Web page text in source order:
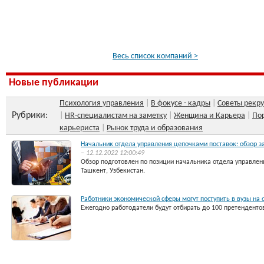
Весь список компаний >
Новые публикации
Рубрики:
Психология управления В фокусе - кадры
Советы
HR-специалистам на заметку Женщина и Карьера
карьериста
Рынок труда и образования
Начальник отдела управления цепочками поставок: обзор
– 12.12.2022 12:00:49
Обзор подготовлен по позиции начальника отдела
Ташкент, Узбекистан.
Работники экономической сферы могут поступить в вузы на
Ежегодно работодатели будут отбирать до 100